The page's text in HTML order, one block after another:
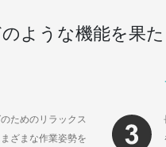
ような機能を果
ためのリラックス
ざまな作業姿勢を